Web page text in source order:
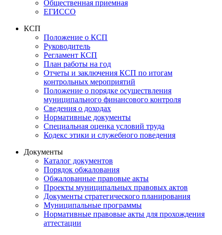
Общественная приемная
ЕГИССО
КСП
Положение о КСП
Руководитель
Регламент КСП
План работы на год
Отчеты и заключения КСП по итогам
контрольных мероприятий
Положение о порядке осуществления
муниципального финансового контроля
Сведения о доходах
Нормативные документы
Специальная оценка условий труда
Кодекс этики и служебного поведения
Документы
Каталог документов
Порядок обжалования
Обжалованные правовые акты
Проекты муниципальных правовых актов
Документы стратегического планирования
Муниципальные программы
Нормативные правовые акты для прохождения
аттестации